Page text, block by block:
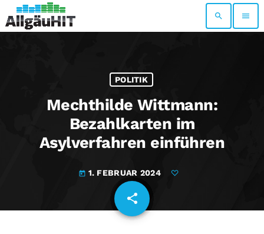
search menu
POLITIK
Mechthilde Wittmann:
Bezahlkarten im
Asylverfahren einführen
today 1. FEBRUAR 2024
share
email